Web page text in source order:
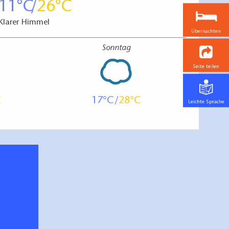
11 26
Klarer Himmel
Sonntag
17 28
Übernachten
Seite teilen
Leichte Sprache